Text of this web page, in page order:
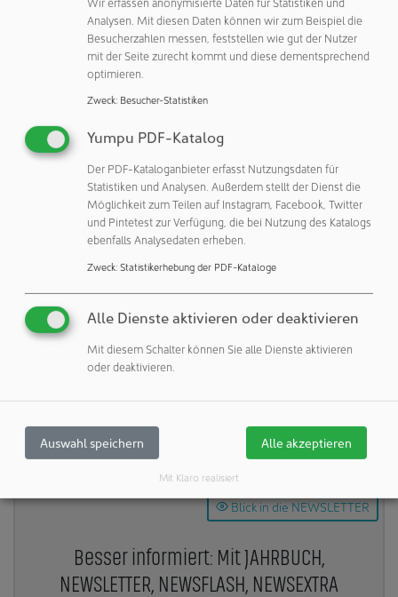
Telefax: +49 89 374288-520
Holger.Winkelstraeter@caverion.com
https://www.caverion.de
Unternehmensprofil
zeigen
Kontakte
Veröffentlichungen:
Weitere Veröffentlichungen dieses Unternehmens / Autors
Unternehmen & Personen: Unternehmen Gebäudetechnik: Klima
Gebäudetechnik: Kältetechnik
Blick in die NEWSLETTER
Besser informiert: Mit JAHRBUCH,
NEWSLETTER, NEWSFLASH, NEWSEXTRA
Analysen. Mit diesen Daten können wir zum Beispiel die
Besucherzahlen messen, feststellen wie gut der Nutzer
mit der Seite zurecht kommt und diese dementsprechend
optimieren.
Zweck: Besucher-Statistiken
Yumpu PDF-Katalog
Der PDF-Kataloganbieter erfasst Nutzungsdaten für
Statistiken und Analysen. Außerdem stellt der Dienst die
Möglichkeit zum Teilen auf Instagram, Facebook, Twitter
und Pintetest zur Verfügung, die bei Nutzung des Katalogs
ebenfalls Analysedaten erheben.
Zweck: Statistikerhebung der PDF-Kataloge
Alle Dienste aktivieren oder deaktivieren
Mit diesem Schalter können Sie alle Dienste aktivieren
oder deaktivieren.
Auswahl speichern Alle akzeptieren
Mit Klaro realisiert